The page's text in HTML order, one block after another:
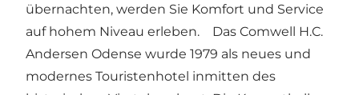
übernachten, werden Sie Komfort und Service
auf hohem Niveau erleben. Das Comwell H.C.
Andersen Odense wurde 1979 als neues und
modernes Touristenhotel inmitten des